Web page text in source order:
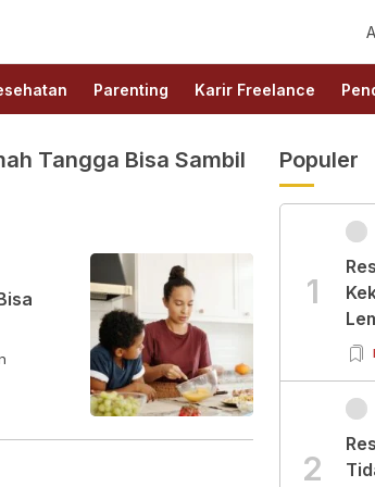
Parenting Karir Freelance
Tangga Bisa Sambil
Populer
1
2